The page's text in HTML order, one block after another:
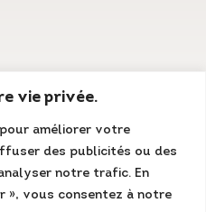
vie privée.
améliorer votre
des publicités ou des
notre trafic. En
», vous consentez à notre